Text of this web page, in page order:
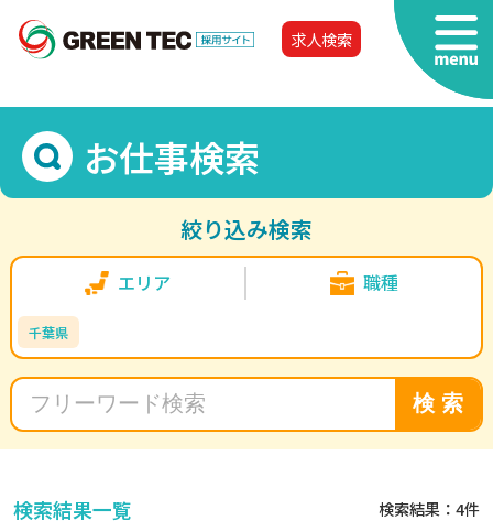
求人検索
お仕事検索
絞り込み検索
エリア
千葉県
職種
検 索
検索結果一覧
検索結果：4件